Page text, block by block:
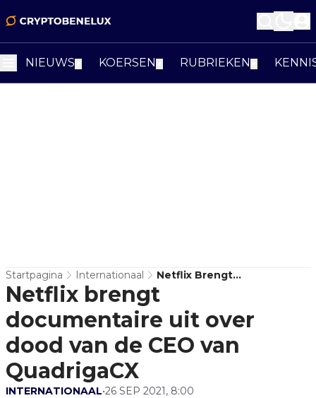
NIEUWS KOERSEN RUBRIEKEN
Startpagina Internationaal
Netflix Brengt
Documentaire Uit Over
Dood Van De CEO Van
QuadrigaCX
Netflix brengt
documentaire uit over
dood van de CEO van
QuadrigaCX
INTERNATIONAAL•26 SEP 2021, 8:00